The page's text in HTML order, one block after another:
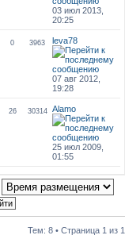
03 июл 2013,
20:25
0 3963 leva78
07 авг 2012,
19:28
26 30314 Alamo
25 июл 2009,
01:55
Тем: 8 • Страница 1 из 1